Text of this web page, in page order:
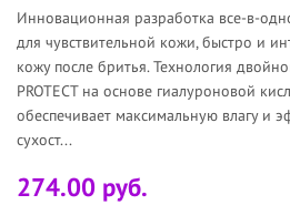
Инновационная разработка все-в-
для чувствительной кожи, быстро и
кожу после бритья. Технология
PROTECT на основе гиалуроновой
обеспечивает максимальную влагу и
сухост...
274.00 руб.